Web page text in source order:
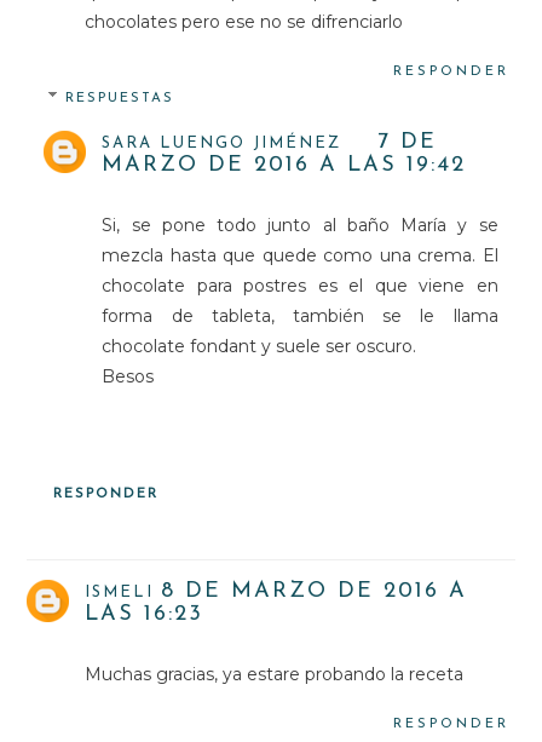
chocolates pero ese no se difrenciarlo
RESPONDER
RESPUESTAS
SARA LUENGO JIMÉNEZ
7 DE
MARZO DE 2016 A LAS 19:42
Si, se pone todo junto al baño María y se
mezcla hasta que quede como una crema. El
chocolate para postres es el que viene en
forma de tableta, también se le llama
chocolate fondant y suele ser oscuro.
Besos
RESPONDER
ISMELI
8 DE MARZO DE 2016 A
LAS 16:23
Muchas gracias, ya estare probando la receta
RESPONDER